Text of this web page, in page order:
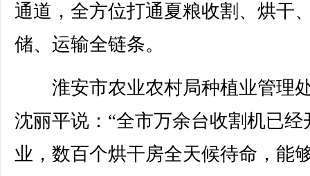
通道，全方位打通夏粮收割、烘干
储、运输全链条。
淮安市农业农村局种植业管理
沈丽平说：“全市万余台收割机已经
业，数百个烘干房全天候待命，能